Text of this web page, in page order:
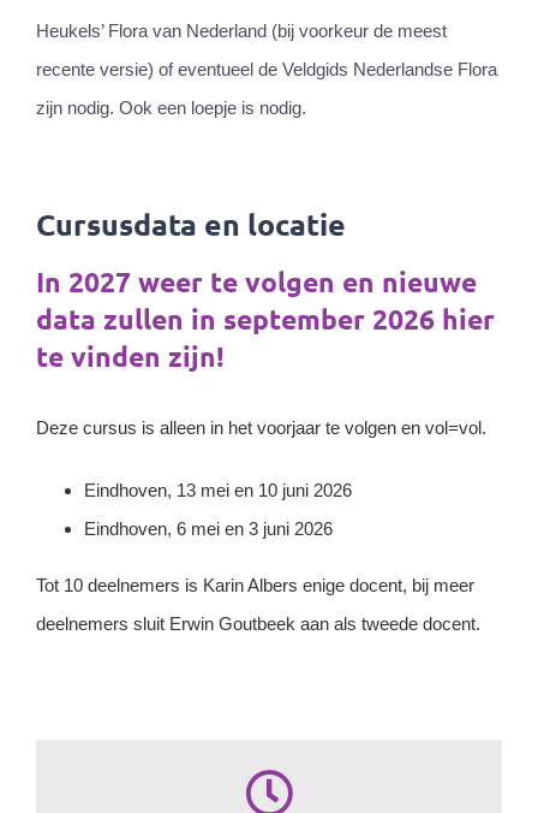
Heukels’ Flora van Nederland (bij voorkeur de meest
recente versie) of eventueel de Veldgids Nederlandse Flora
zijn nodig. Ook een loepje is nodig.
Cursusdata en locatie
In 2027 weer te volgen en nieuwe
data zullen in september 2026 hier
te vinden zijn!
Deze cursus is alleen in het voorjaar te volgen en vol=vol.
Eindhoven, 13 mei en 10 juni 2026
Eindhoven, 6 mei en 3 juni 2026
Tot 10 deelnemers is Karin Albers enige docent, bij meer
deelnemers sluit Erwin Goutbeek aan als tweede docent.